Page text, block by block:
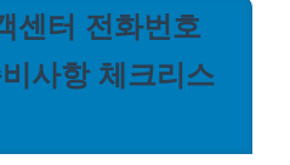
센터 전화번호
사항 체크리스